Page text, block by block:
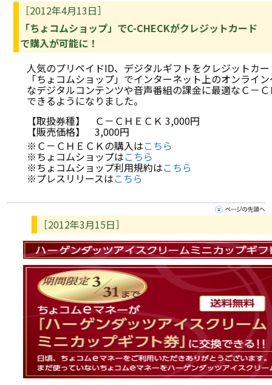
［2012年4月13日］
「ちょコムショップ」でC-CHECKがクレジットカード
で購入が可能に！
人気のプリペイドID、デジタルギフトをクレジットカ
「ちょコムショップ」でインターネット上のオンライ
なデジタルコンテンツや音声番組の課金に最適なＣ－
できるようになりました。
【取扱券種】 Ｃ－ＣＨＥＣＫ 3,000円
【販売価格】 3,000円
※Ｃ－ＣＨＥＣＫの購入はこちら
※ちょコムショップはこちら
※ちょコムショップ利用規約はこちら
※プレスリリースはこちら
［2012年3月15日］